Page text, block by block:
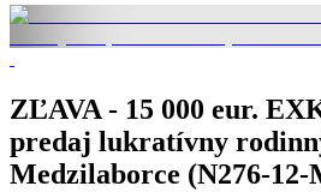
ZĽAVA - 15 000 eur.
predaj lukratívny
Medzilaborce (N276-